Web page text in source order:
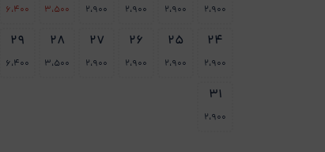
2،900 2،900 2،900 2،900 3،500 6،400
24
2،900
25
2،900
26
2،900
27
2،900
28
3،500
29
6،400
31
2،900